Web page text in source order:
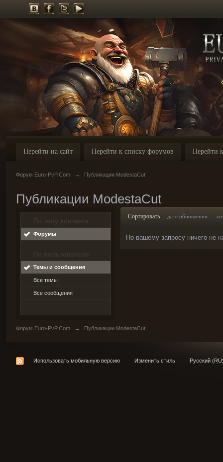
Перейти на сайт Перейти к списку форумов Перейти
Форум Euro-PvP.Com → Публикации ModestaCut
Публикации ModestaCut
По типу контента
Форумы
По пользователю
Темы и сообщения
Все темы
Все сообщения
Сортировать дате обновления
По вашему запросу ничего не
Форум Euro-PvP.Com → Публикации ModestaCut
Использовать мобильную версию Изменить стиль Русский